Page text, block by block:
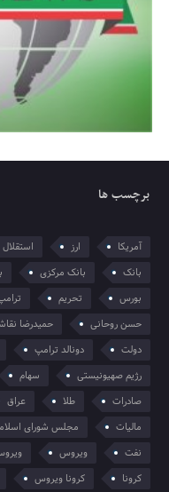
برچسب ها
آمریکا ارز استقلال
بانک
بانک مرکزی
بورس
تحریم
حسن روحانی
حمیدرضا
دولت
دونالد ترامپ
رژیم صهیونیستی
سهام
صادرات
طلا عراق
مالیات
مجلس شورای
نفت
ویروس
کرونا
کرونا ویروس